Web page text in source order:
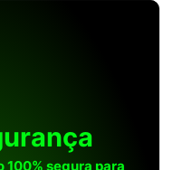
100% segura para